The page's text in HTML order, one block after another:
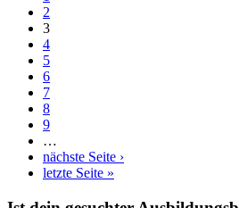
2
3
4
5
6
7
8
9
…
nächste Seite ›
letzte Seite »